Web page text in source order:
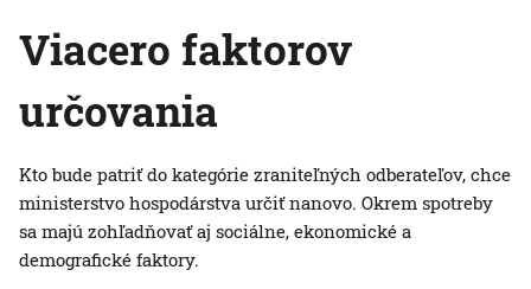
Viacero faktorov
určovania
Kto bude patriť do kategórie zraniteľných odberateľov, chce
ministerstvo hospodárstva určiť nanovo. Okrem spotreby
sa majú zohľadňovať aj sociálne, ekonomické a
demografické faktory.